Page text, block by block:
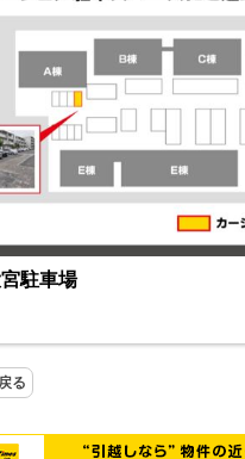
駐車場
る